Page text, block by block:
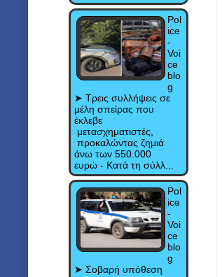
Pol
ice
-
Voi
ce
blo
g
➤ Τρεις συλλήψεις σε
μέλη σπείρας που
έκλεβε
μετασχηματιστές,
προκαλώντας ζημιά
άνω των 550.000
ευρώ - Κατά τη σύλλ...
Pol
ice
-
Voi
ce
blo
g
➤ Σοβαρή υπόθεση